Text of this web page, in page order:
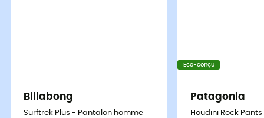
Billabong
Surftrek Plus - Pantalon homme
Eco-conçu
Patagonia
Houdini Rock